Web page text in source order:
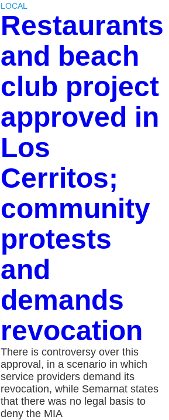
LOCAL
Restaurants
and beach
club project
approved in
Los
Cerritos;
community
protests
and
demands
revocation
There is controversy over this
approval, in a scenario in which
service providers demand its
revocation, while Semarnat states
that there was no legal basis to
deny the MIA